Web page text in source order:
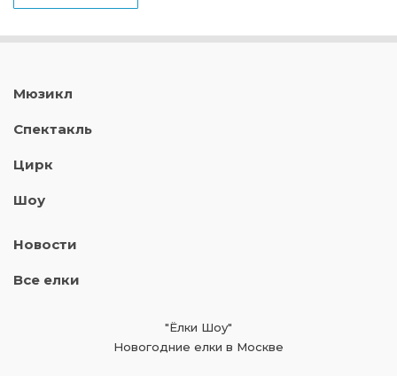
Мюзикл
Спектакль
Цирк
Шоу
Новости
Все елки
"Ёлки Шоу"
Новогодние елки в Москве